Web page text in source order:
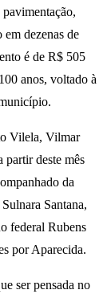
em dezenas de
é de R$ 505
anos, voltado à
Vilela, Vilmar
partir deste mês
da
Santana,
federal Rubens
por Aparecida.
ser pensada no